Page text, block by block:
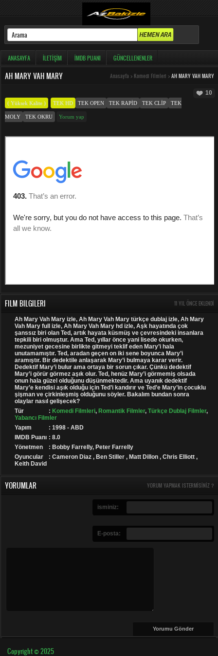
ANASAYFA İLETIŞIM İMDB PUANI GÜNCELLENENLER
AH MARY VAH MARY Anasayfa > Komedi Filmleri > AH MARY VAH MARY
10
( Yüksek Kalite ) TEK HD TEK OPEN TEK RAPID TEK CLIP TEK
MOLY TEK OKRU Yorum yap
FILM BILGILERI 11 YIL ÖNCE EKLENDI
Ah Mary Vah Mary izle, Ah Mary Vah Mary türkçe dublaj izle, Ah Mary
Vah Mary full izle, Ah Mary Vah Mary hd izle, Aşk hayatında çok
şanssız biri olan Ted, artık hayata küsmüş ve çevresindeki insanlara
tepkili biri olmuştur. Ama Ted, yıllar önce yani lisede okurken,
mezuniyet gecesine birlikte gitmeyi teklif eden Mary’i hala
unutamamıştır. Ted, aradan geçen on iki sene boyunca Mary’i
aramıştır. Bir dedektile anlaşarak Mary’i bulmaya karar verir.
Dedektif Mary’i bulur ama ortaya bir sorun çıkar. Çünkü dedektif
Mary’i görür görmez aşık olur. Ted, henüz Mary’i görmemiş olsada
onun hala güzel olduğunu düşünmektedir. Ama uyanık dedektif
Mary’e kendisi aşık olduğu için Ted’i kandırır ve Ted’e Mary’in çocuklu
şişman ve çirkinleşmiş olduğunu söyler. Bakalım bundan sonra
olaylar nasıl gelişecek?
Tür
: Komedi Filmleri, Romantik Filmler, Türkçe Dublaj Filmler,
Yabancı Filmler
Yapım
: 1998 - ABD
IMDB Puanı : 8.0
Yönetmen
: Bobby Farrelly, Peter Farrelly
Oyuncular
: Cameron Diaz , Ben Stiller , Matt Dillon , Chris Elliott ,
Keith David
YORUMLAR YORUM YAPMAK ISTERMISINIZ ?
isminiz:
E-posta:
Copyright © 2025